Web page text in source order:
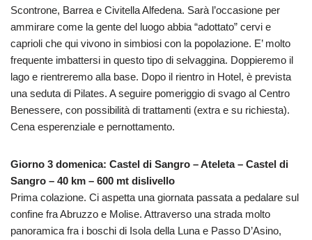
Scontrone, Barrea e Civitella Alfedena. Sarà l’occasione per
ammirare come la gente del luogo abbia “adottato” cervi e
caprioli che qui vivono in simbiosi con la popolazione. E’ molto
frequente imbattersi in questo tipo di selvaggina. Doppieremo il
lago e rientreremo alla base. Dopo il rientro in Hotel, è prevista
una seduta di Pilates. A seguire pomeriggio di svago al Centro
Benessere, con possibilità di trattamenti (extra e su richiesta).
Cena esperenziale e pernottamento.
Giorno 3 domenica: Castel di Sangro – Ateleta – Castel di
Sangro – 40 km – 600 mt dislivello
Prima colazione. Ci aspetta una giornata passata a pedalare sul
confine fra Abruzzo e Molise. Attraverso una strada molto
panoramica fra i boschi di Isola della Luna e Passo D’Asino,